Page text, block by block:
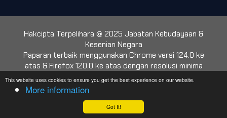
This website uses cookies to ensure you get the best experience on our website.
More information
Got It!
Hakcipta Terpelihara @ 2025 Jabatan Kebudayaan &
Kesenian Negara
Paparan terbaik menggunakan Chrome versi 124.0 ke
atas & Firefox 120.0 ke atas dengan resolusi minima
1024 x 768
Web Traffic:
Minggu Ini: 1664 | Bulan Ini: 20365